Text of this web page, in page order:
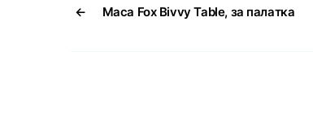
← Маса Fox Bivvy Table, за палатка